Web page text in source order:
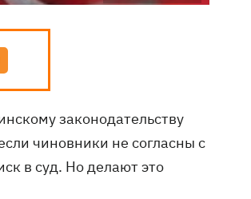
законодательству
чиновники не согласны с
в суд. Но делают это